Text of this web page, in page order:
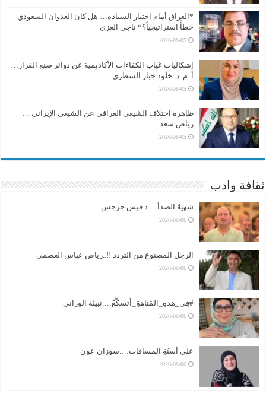
*العراق أمام اختبار السيادة… هل كان العدوان السعودي
خطأً استراتيجياً؟* ناجي الغزي
2026-08-05
إشكاليات غياب الكفاءات الأكاديمية عن دوائر صنع القرار…
أ. م. د. خلود جبار الشطري
2026-08-05
ظاهرة اختلاف الشيعي العراقي عن الشيعي الإيراني …
رياض سعد
2026-08-05
ثقافة وادب
شهيةُ الصدأ….د.قيس جرجس
2026-08-06
الرجل المصنوع من التردد !!..رياض عباس العصمي
2026-08-06
#فِي_هَذهِ_المَتاهةِ_أَتسكَّعُ….نبيلة الوزاني
2026-08-06
على أسنّةِ المسافات….سوزان عون
2026-08-06